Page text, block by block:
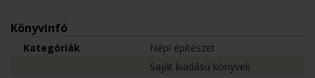
Könyvinfó
Kategóriák
Népi építészet
Saját kiadású könyvek